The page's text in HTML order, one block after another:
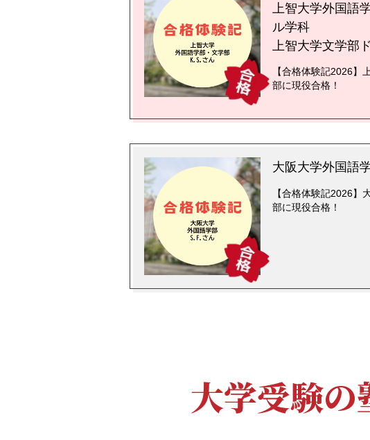
上智大学外国語
ル学科
上智大学文学部
【合格体験記2026】
部に現役合格！
大阪大学外国語
【合格体験記2026】
部に現役合格！
大学受験の